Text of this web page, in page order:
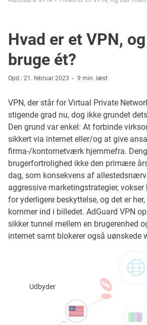
Hvad er et VPN,
bruge ét?
Opd.: 21. februar 2023 9 min. læst
VPN, der står for Virtual Private
stigende grad nu, dog ikke grundet
Den grund var enkel: At forbinde
sikkert via internet eller/og at give
firma-/kontornetværk hjemmefra.
brugerfortrolighed ikke den primære
dag, som konsekvens af
aggressive marketingstrategier,
for yderligere beskyttelse, og det er
kommer ind i billedet. AdGuard VPN
sikker tunnel mellem en brugerenhed
internet samt blokerer også uønskede
Udbyder